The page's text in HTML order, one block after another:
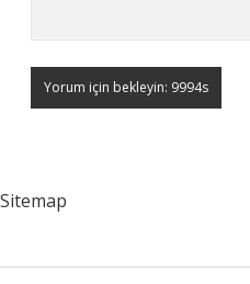
Sitemap